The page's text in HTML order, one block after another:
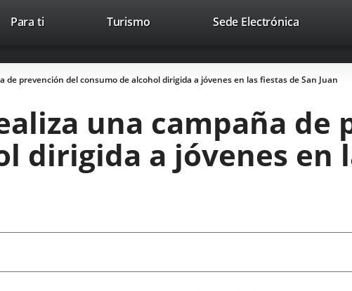
Trabaja con nosotros Contacto
Para ti TurismoEste
abrirá
en
nueva.
Sede ElectrónicaEnlace
aplicación
externa.
prevención del consumo de alcohol dirigida a jóvenes en las fiestas de San Juan
una campaña de
dirigida a jóvenes en